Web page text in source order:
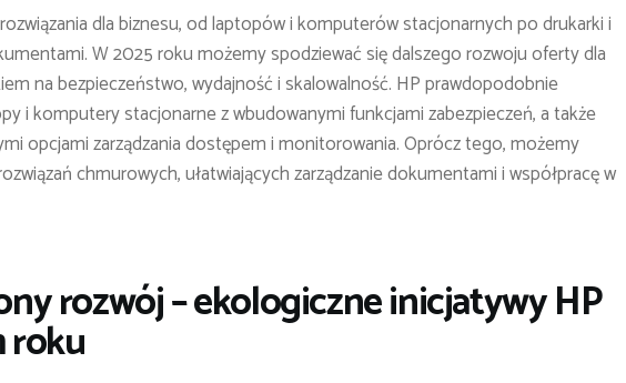
dla biznesu, od laptopów i komputerów stacjonarnych po drukarki i
W 2025 roku możemy spodziewać się dalszego rozwoju oferty dla
na bezpieczeństwo, wydajność i skalowalność. HP prawdopodobnie
i komputery stacjonarne z wbudowanymi funkcjami zabezpieczeń, a także
opcjami zarządzania dostępem i monitorowania. Oprócz tego, możemy
chmurowych, ułatwiających zarządzanie dokumentami i współpracę w
rozwój – ekologiczne inicjatywy HP
roku